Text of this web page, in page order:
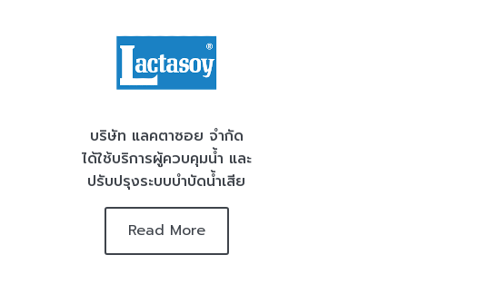
บริษัท แลคตาซอย จำกัด
ได้ใช้บริการผู้ควบคุมน้ำ และ
ปรับปรุงระบบบำบัดน้ำเสีย
Read More